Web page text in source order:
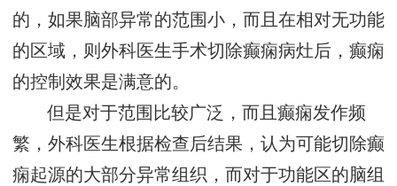
的，如果脑部异常的范围小，而且在相对无功能
的区域，则外科医生手术切除癫痫病灶后，癫痫
的控制效果是满意的。
但是对于范围比较广泛，而且癫痫发作频
繁，外科医生根据检查后结果，认为可能切除癫
痫起源的大部分异常组织，而对于功能区的脑组